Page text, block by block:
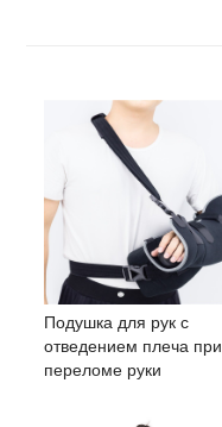
Подушка для рук с
отведением плеча при
переломе руки